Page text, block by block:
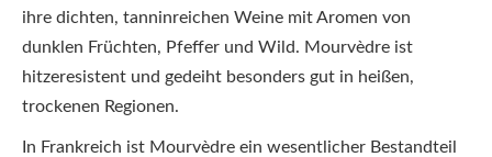
ihre dichten, tanninreichen Weine mit Aromen von
dunklen Früchten, Pfeffer und Wild. Mourvèdre ist
hitzeresistent und gedeiht besonders gut in heißen,
trockenen Regionen.
In Frankreich ist Mourvèdre ein wesentlicher Bestandteil